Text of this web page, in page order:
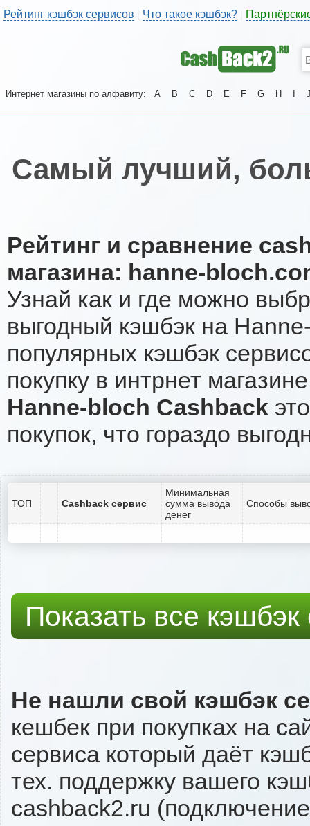
Рейтинг кэшбэк сервисов | Что такое кэшбэк?
Интернет магазины по алфавиту: A B C D E F G H
Самый лучший,
Рейтинг и сравнение
магазина: hanne-
Узнай как и где можно
выгодный кэшбэк на
популярных кэшбэк
покупку в интрнет
Hanne-bloch Cashback
покупок, что гораздо
ТОП Cashback сервис
Минимальная
сумма вывода
денег
Способы
Показать все
Не нашли свой кэшбэк
кешбек при покупках на
сервиса который даёт
тех. поддержку вашего
cashback2.ru